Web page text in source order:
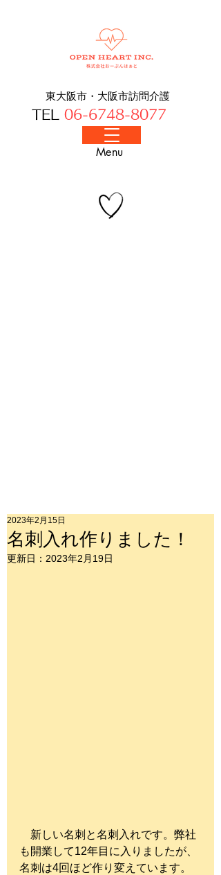
東大阪市・大阪​市訪問介護
TEL 06-6748-8077
​Menu
名刺入れ作りました！
2023年2月15日
更新日： 2023年2月19日
新しい名刺と名刺入れです。弊社
も開業して12年目に入りましたが、
名刺は4回ほど作り変えています。